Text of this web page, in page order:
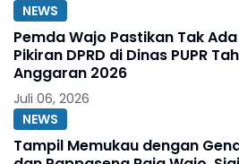
NEWS
Pemda Wajo Pastikan Tak
Pikiran DPRD di Dinas PUPR
Anggaran 2026
Juli 06, 2026
NEWS
Tampil Memukau dengan